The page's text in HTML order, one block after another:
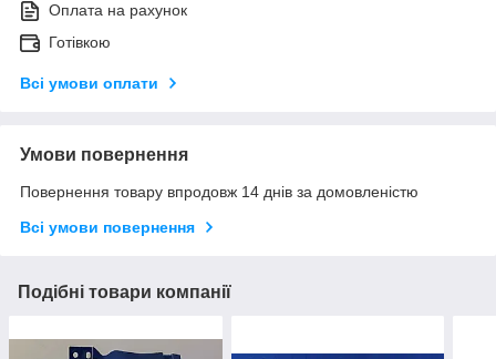
Оплата на рахунок
Готівкою
Всі умови оплати
Умови повернення
Повернення товару впродовж 14 днів за домовленістю
Всі умови повернення
Подібні товари компанії